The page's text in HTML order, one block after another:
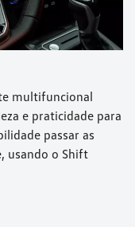
multifuncional
e praticidade para
passar as
usando o Shift